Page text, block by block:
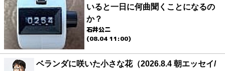
いると一日に何曲聞くことになるの
か？
石井公二
(08.04 11:00)
ベランダに咲いた小さな花（2026.8.4 朝エッセイ/